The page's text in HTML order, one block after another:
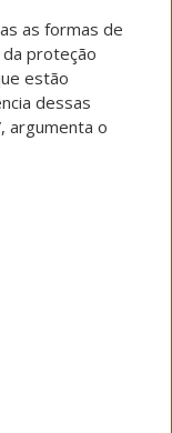
as formas de
proteção
estão
dessas
argumenta o